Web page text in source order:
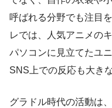
呼ばれる分野でも注目
レでは、人気アニメの
パソコンに見立てたユ
SNS上での反応も大き
グラドル時代の活動は